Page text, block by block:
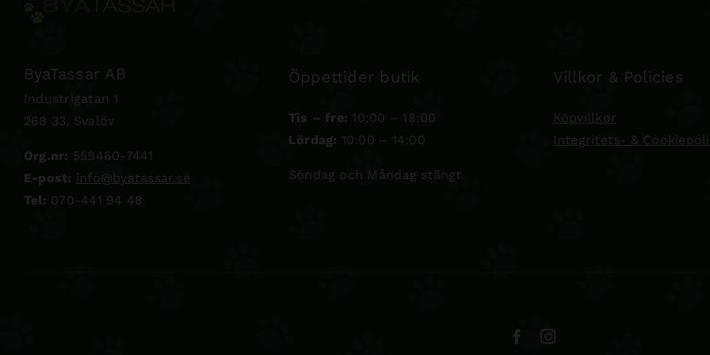
ByaTassar AB
Industrigatan 1
268 33, Svalöv
Org.nr: 559460-7441
E-post: info@byatassar.se
Tel: 070-441 94 48
Öppettider butik
Tis – fre: 10:00 – 18:00
Lördag: 10:00 – 14:00
Söndag och Måndag stängt
Villkor & Policies
Köpvillkor
Integritets- &